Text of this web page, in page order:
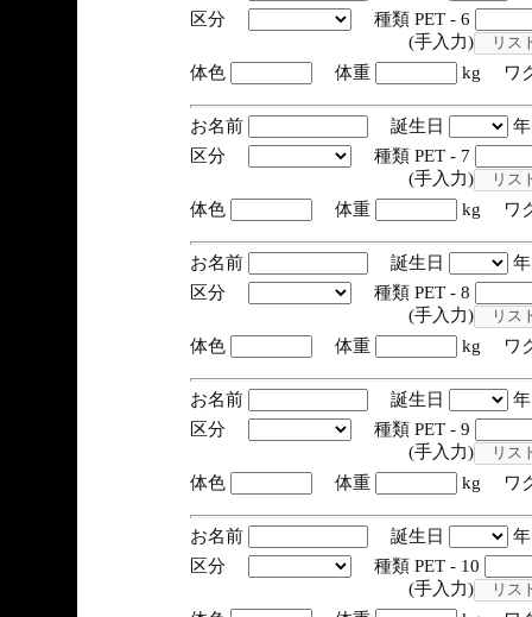
区分
種類 PET - 6
(手入力)
体色
体重 kg ワ
お名前 誕生日
区分
種類 PET - 7
(手入力)
体色
体重 kg ワ
お名前 誕生日
区分
種類 PET - 8
(手入力)
体色
体重 kg ワ
お名前 誕生日
区分
種類 PET - 9
(手入力)
体色
体重 kg ワ
お名前 誕生日
区分
種類 PET - 10
(手入力)